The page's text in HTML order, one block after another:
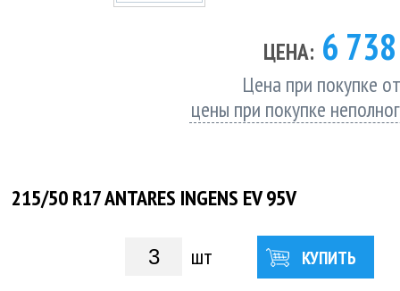
ЦЕНА: 6
Цена при покупке
цены при покупке
215/50 R17 ANTARES INGENS EV 95V
шт КУПИТЬ